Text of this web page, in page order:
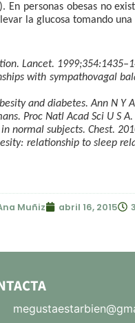
En personas obesas no
la glucosa tomando
Lancet.
with sympathovagal
and diabetes. Ann N Y
Proc Natl Acad Sci U S
normal subjects. Chest.
relationship to sleep
Muñiz abril 16, 2015